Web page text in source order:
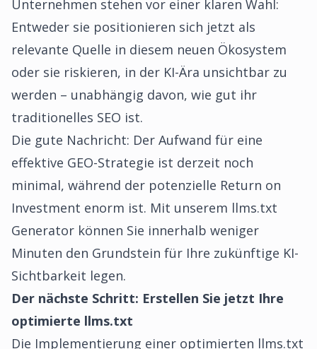
Unternehmen stehen vor einer klaren Wahl:
Entweder sie positionieren sich jetzt als
relevante Quelle in diesem neuen Ökosystem
oder sie riskieren, in der KI-Ära unsichtbar zu
werden – unabhängig davon, wie gut ihr
traditionelles SEO ist.
Die gute Nachricht: Der Aufwand für eine
effektive GEO-Strategie ist derzeit noch
minimal, während der potenzielle Return on
Investment enorm ist. Mit unserem llms.txt
Generator können Sie innerhalb weniger
Minuten den Grundstein für Ihre zukünftige KI-
Sichtbarkeit legen.
Der nächste Schritt: Erstellen Sie jetzt Ihre
optimierte llms.txt
Die Implementierung einer optimierten llms.txt